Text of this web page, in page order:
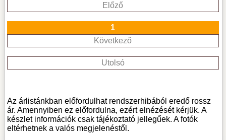
Előző
1
Következő
Utolsó
Az árlistánkban előfordulhat rendszerhibából eredő rossz
ár. Amennyiben ez előfordulna, ezért elnézését kérjük. A
készlet információk csak tájékoztató jellegűek. A fotók
eltérhetnek a valós megjelenéstől.